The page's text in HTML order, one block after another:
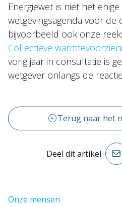
Energiewet is niet het
wetgevingsagenda voor de
bijvoorbeeld ook onze
Collectieve
vorig jaar in consultatie is
wetgever onlangs de
Terug naar het
Deel dit artikel
Onze mensen